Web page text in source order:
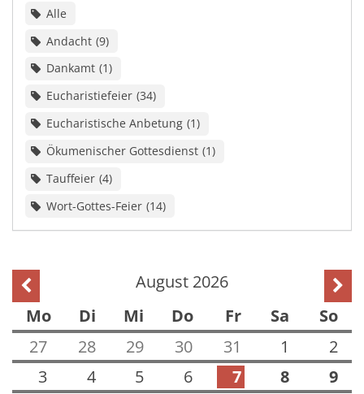
Alle
Andacht 9
Dankamt 1
Eucharistiefeier 34
Eucharistische Anbetung 1
Ökumenischer Gottesdienst 1
Tauffeier 4
Wort-Gottes-Feier 14
Vorherige Seite August 2026
Mo
Di Mi Do Fr Sa
So
27
28 29 30 31 1
2
3
4 5 6 7 8
9